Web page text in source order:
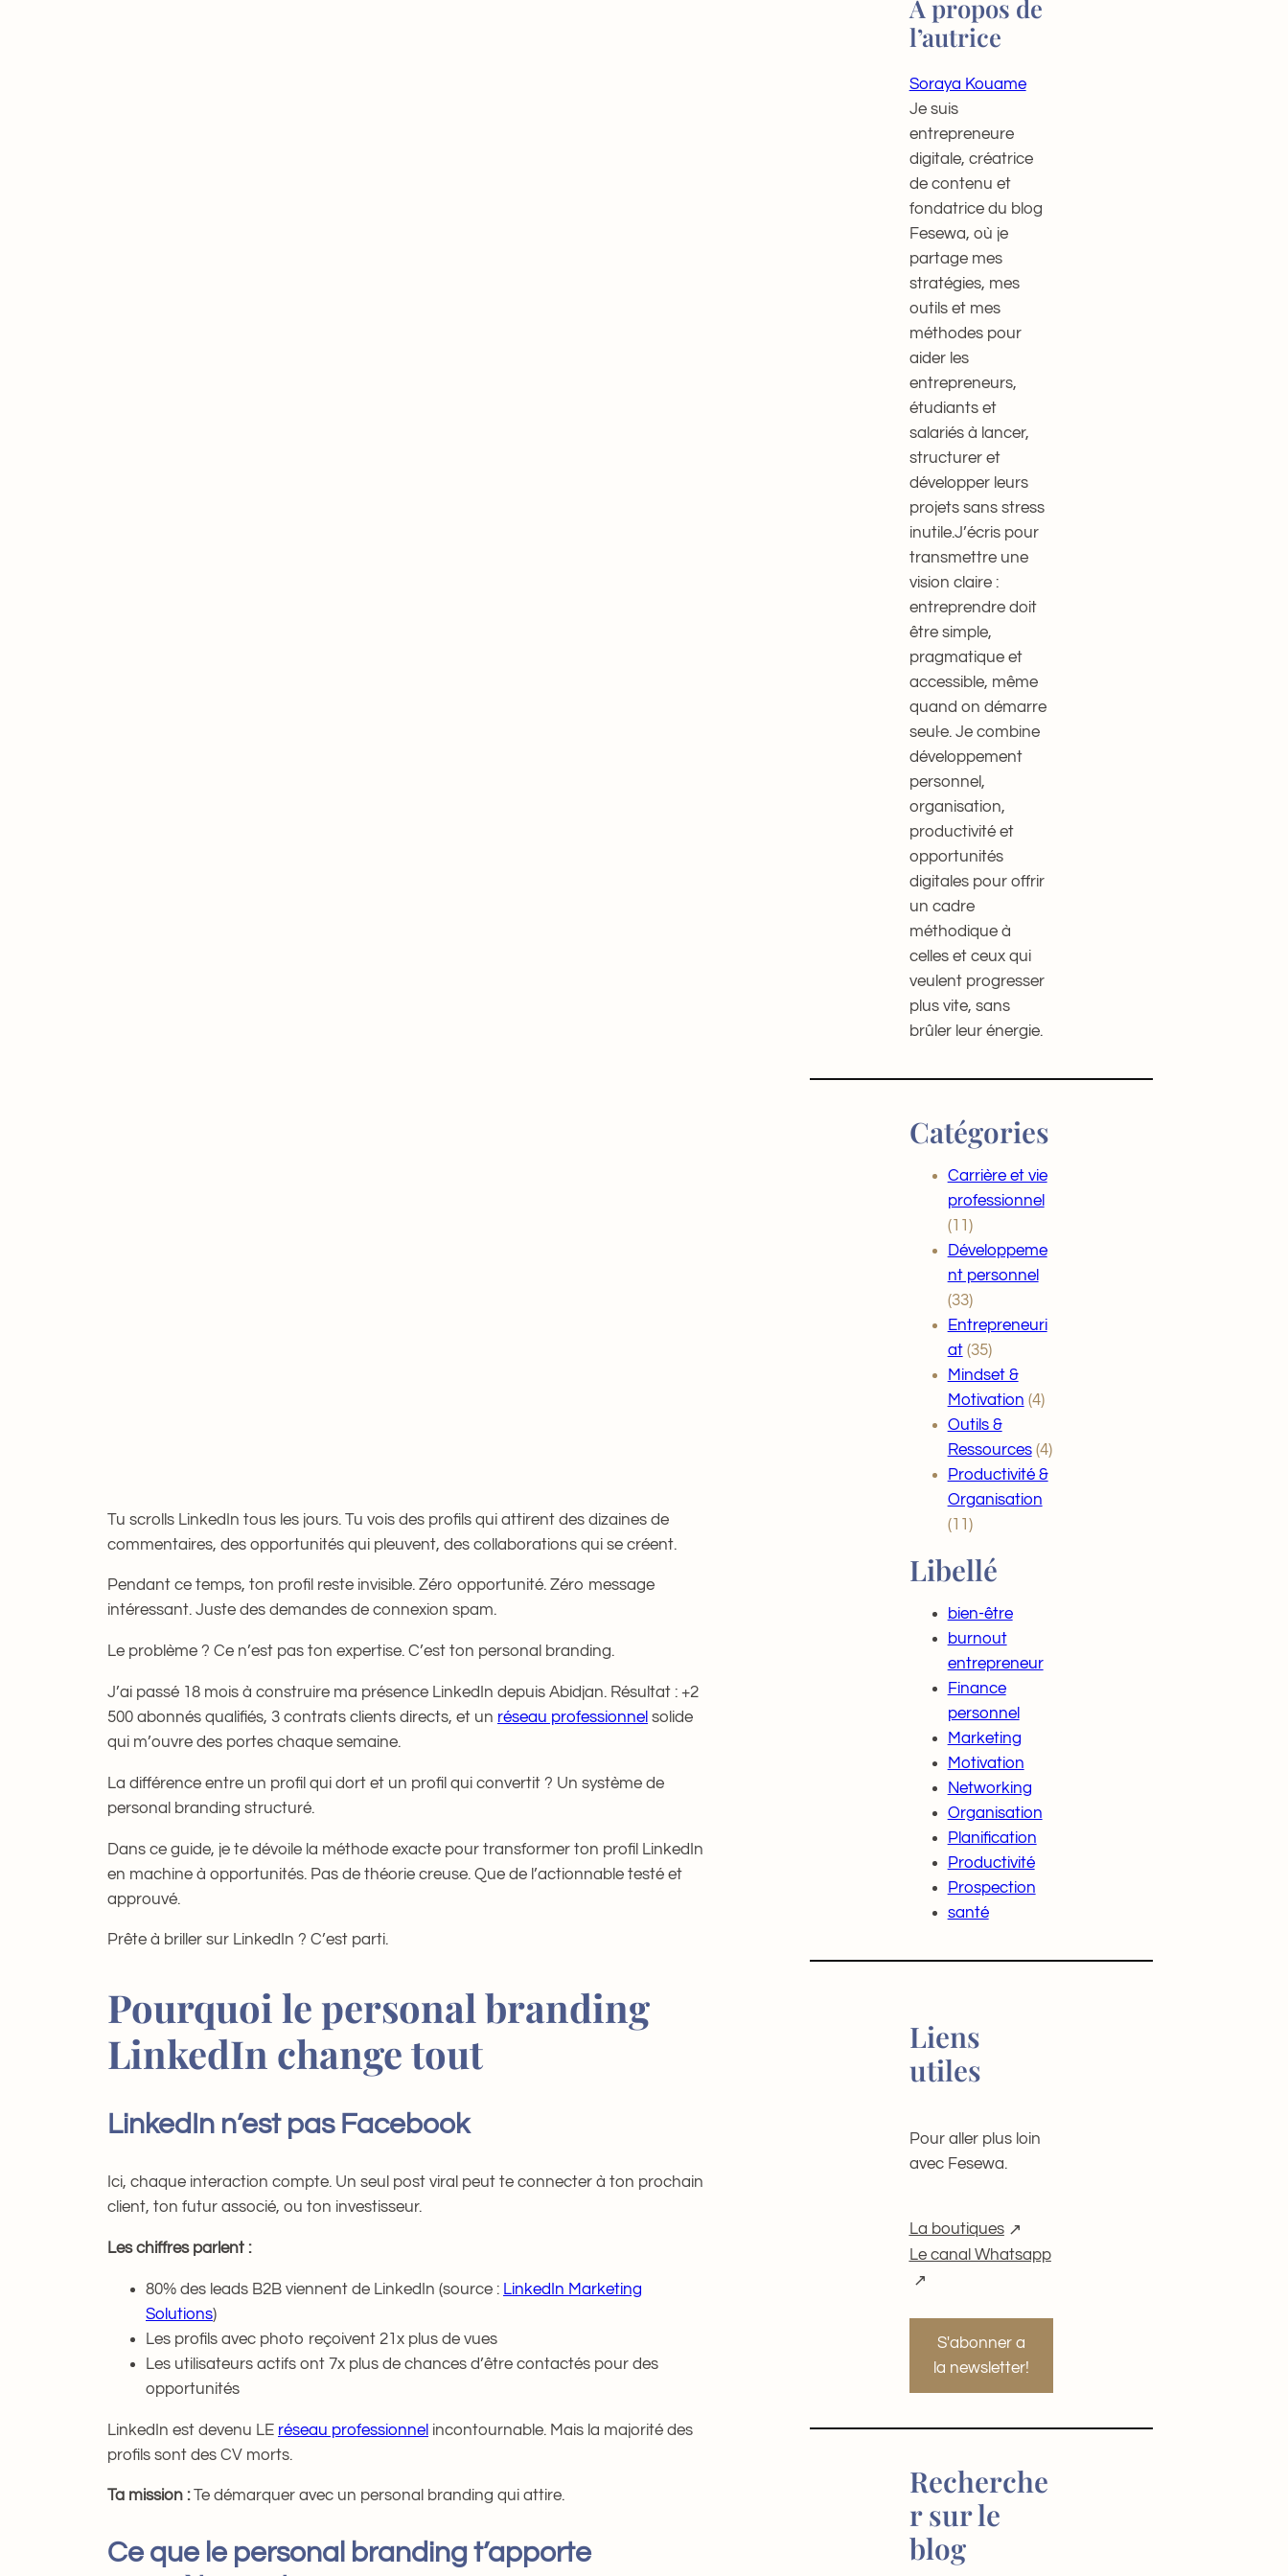
Tu scrolls LinkedIn tous les jours. Tu vois des profils qui attirent des dizaines de
commentaires, des opportunités qui pleuvent, des collaborations qui se créent.
Pendant ce temps, ton profil reste invisible. Zéro opportunité. Zéro message
intéressant. Juste des demandes de connexion spam.
Le problème ? Ce n’est pas ton expertise. C’est ton personal branding.
J’ai passé 18 mois à construire ma présence LinkedIn depuis Abidjan. Résultat : +2
500 abonnés qualifiés, 3 contrats clients directs, et un réseau professionnel solide
qui m’ouvre des portes chaque semaine.
La différence entre un profil qui dort et un profil qui convertit ? Un système de
personal branding structuré.
Dans ce guide, je te dévoile la méthode exacte pour transformer ton profil LinkedIn
en machine à opportunités. Pas de théorie creuse. Que de l’actionnable testé et
approuvé.
Prête à briller sur LinkedIn ? C’est parti.
Pourquoi le personal branding
LinkedIn change tout
LinkedIn n’est pas Facebook
Ici, chaque interaction compte. Un seul post viral peut te connecter à ton prochain
client, ton futur associé, ou ton investisseur.
Les chiffres parlent :
80% des leads B2B viennent de LinkedIn (source : LinkedIn Marketing
Solutions)
Les profils avec photo reçoivent 21x plus de vues
Les utilisateurs actifs ont 7x plus de chances d’être contactés pour des
opportunités
LinkedIn est devenu LE réseau professionnel incontournable. Mais la majorité des
profils sont des CV morts.
Ta mission :Te démarquer avec un personal branding qui attire.
Ce que le personal branding t’apporte
À propos de
l’autrice
Soraya Kouame
Je suis
entrepreneure
digitale, créatrice
de contenu et
fondatrice du blog
Fesewa, où je
partage mes
stratégies, mes
outils et mes
méthodes pour
aider les
entrepreneurs,
étudiants et
salariés à lancer,
structurer et
développer leurs
projets sans stress
inutile.J’écris pour
transmettre une
vision claire :
entreprendre doit
être simple,
pragmatique et
accessible, même
quand on démarre
seul·e. Je combine
développement
personnel,
organisation,
productivité et
opportunités
digitales pour offrir
un cadre
méthodique à
celles et ceux qui
veulent progresser
plus vite, sans
brûler leur énergie.
Catégories
Carrière et vie
professionnel
(11)
Développeme
nt personnel
(33)
Entrepreneuri
at(35)
Mindset &
Motivation (4)
Outils &
Ressources(4)
Productivité &
Organisation
(11)
Libellé
bien-être
burnout
entrepreneur
Finance
personnel
Marketing
Motivation
Networking
Organisation
Planification
Productivité
Prospection
santé
Liens
utiles
Pour aller plus loin
avec Fesewa.
La boutiques
Le canal Whatsapp
S'abonner a
la newsletter!
Recherche
r sur le
blog